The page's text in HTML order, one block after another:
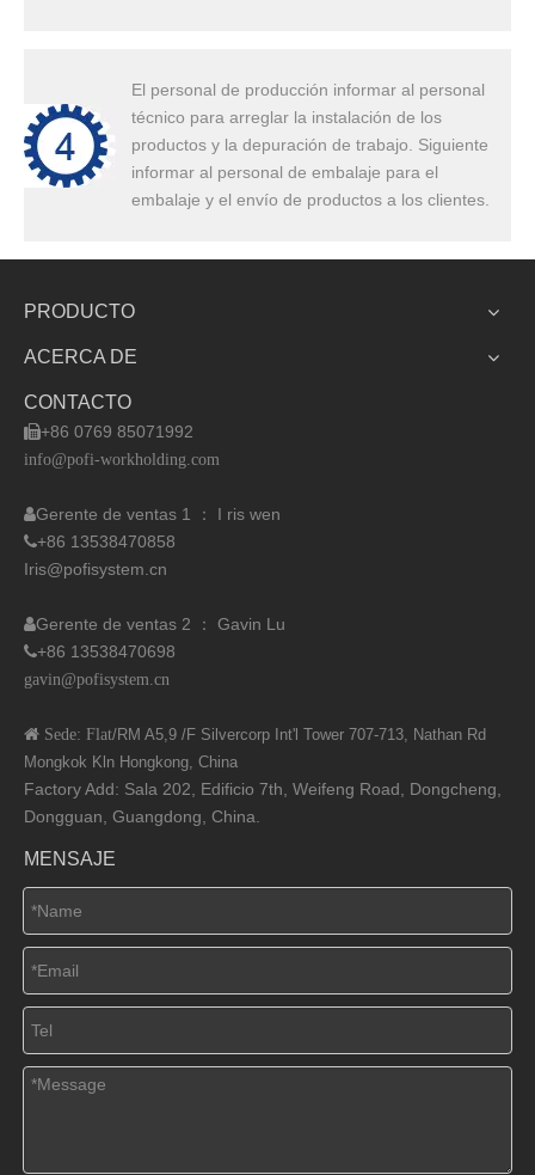
El personal de producción informar al personal
técnico para arreglar la instalación de los
productos y la depuración de trabajo. Siguiente
informar al personal de embalaje para el
embalaje y el envío de productos a los clientes.
PRODUCTO
ACERCA DE
CONTACTO
+86 0769 85071992
info@pofi-workholding.com
Gerente de ventas 1 ： I ris wen
+86 13538470858
Iris@pofisystem.cn
Gerente de ventas 2 ： Gavin Lu
+86 13538470698
gavin@pofisystem.cn
 Sede: Flat/RM A5,9 /F Silvercorp Int'l Tower 707-713, Nathan Rd
Mongkok Kln Hongkong, China
Factory Add: Sala 202, Edificio 7th, Weifeng Road, Dongcheng,
Dongguan, Guangdong, China.
MENSAJE